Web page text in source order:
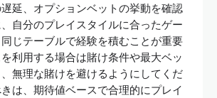
延、オプションベットの挙動を確認
自分のプレイスタイルに合ったゲー
じテーブルで経験を積むことが重要
利用する場合は賭け条件や最大ベッ
、無理な賭けを避けるようにしてくだ
は、期待値ベースで合理的にプレイ